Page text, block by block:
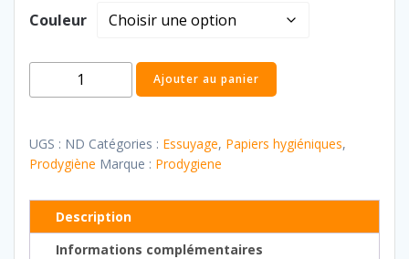
Couleur
quantité
de
de
papier
mini
jumbo
Ajouter au panier
UGS : ND Catégories : Essuyage, Papiers hygiéniques,
Prodygiène Marque : Prodygiene
Description
Informations complémentaires